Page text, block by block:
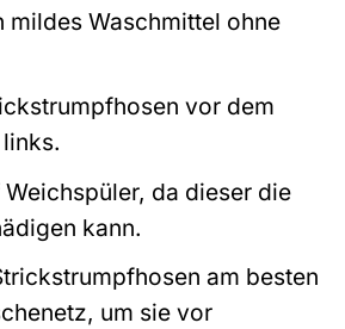
mildes Waschmittel ohne
vor dem
da dieser die
kann.
am besten
um sie vor